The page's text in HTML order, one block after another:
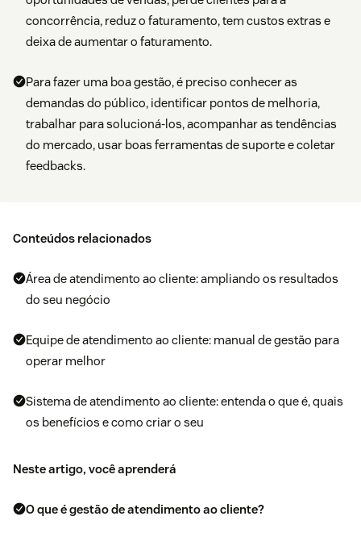
concorrência, reduz o faturamento, tem custos extras e
deixa de aumentar o faturamento.
Para fazer uma boa gestão, é preciso conhecer as
demandas do público, identificar pontos de melhoria,
trabalhar para solucioná-los, acompanhar as tendências
do mercado, usar boas ferramentas de suporte e coletar
feedbacks.
Conteúdos relacionados
Área de atendimento ao cliente: ampliando os resultados
do seu negócio
Equipe de atendimento ao cliente: manual de gestão para
operar melhor
Sistema de atendimento ao cliente: entenda o que é, quais
os benefícios e como criar o seu
Neste artigo, você aprenderá
O que é gestão de atendimento ao cliente?